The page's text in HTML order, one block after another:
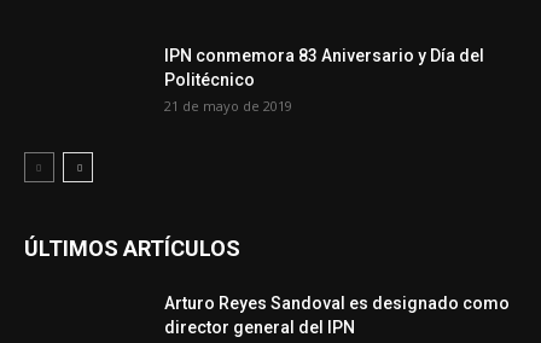
IPN conmemora 83 Aniversario y Día del
Politécnico
21 de mayo de 2019
ÚLTIMOS ARTÍCULOS
Arturo Reyes Sandoval es designado como
director general del IPN